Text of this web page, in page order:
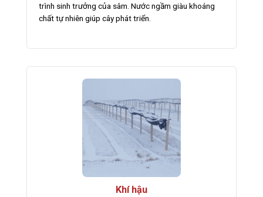
trình sinh trưởng của sâm. Nước ngầm giàu khoáng
chất tự nhiên giúp cây phát triển.
Khí hậu